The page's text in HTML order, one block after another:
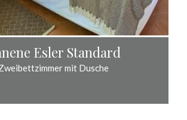
Esler Standard
mit Dusche